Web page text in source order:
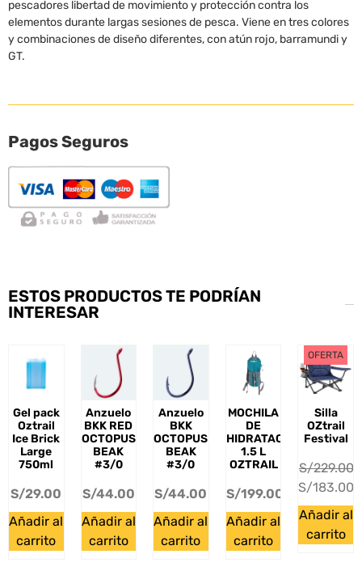
pescadores libertad de movimiento y protección contra los
elementos durante largas sesiones de pesca. Viene en tres colores
y combinaciones de diseño diferentes, con atún rojo, barramundi y
GT.
Pagos Seguros
ESTOS PRODUCTOS TE PODRÍAN
INTERESAR
Gel pack
Oztrail
Ice Brick
Large
750ml
S/29.00
Añadir al
carrito
Anzuelo
BKK RED
OCTOPUS
BEAK
#3/0
S/44.00
Añadir al
carrito
Anzuelo
BKK
OCTOPUS
BEAK
#3/0
S/44.00
Añadir al
carrito
MOCHILA
DE
HIDRATACIÓN
1.5 L
OZTRAIL
S/199.00
Añadir al
carrito
OFERTA
Silla
OZtrail
Festival
S/229.00
S/183.00
Añadir al
carrito